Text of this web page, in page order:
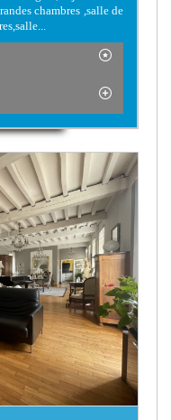
chambres ,salle de